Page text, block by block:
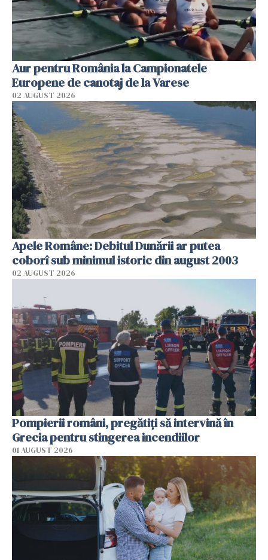
Aur pentru România la Campionatele
Europene de canotaj de la Varese
02 AUGUST 2026
Apele Române: Debitul Dunării ar putea
coborî sub minimul istoric din august 2003
02 AUGUST 2026
Pompierii români, pregătiţi să intervină în
Grecia pentru stingerea incendiilor
01 AUGUST 2026